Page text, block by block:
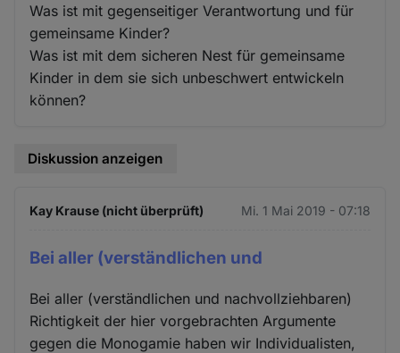
Was ist mit gegenseitiger Verantwortung und für
gemeinsame Kinder?
Was ist mit dem sicheren Nest für gemeinsame
Kinder in dem sie sich unbeschwert entwickeln
können?
Diskussion anzeigen
Kay Krause (nicht überprüft) Mi. 1 Mai 2019 - 07:18
Bei aller (verständlichen und
Bei aller (verständlichen und nachvollziehbaren)
Richtigkeit der hier vorgebrachten Argumente
gegen die Monogamie haben wir Individualisten,